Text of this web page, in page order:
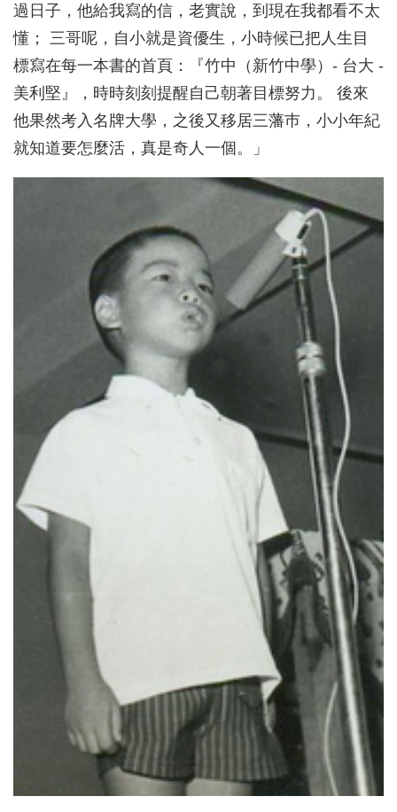
過日子，他給我寫的信，老實說，到現在我都看不太
懂； 三哥呢，自小就是資優生，小時候已把人生目
標寫在每一本書的首頁：『竹中（新竹中學）- 台大 -
美利堅』，時時刻刻提醒自己朝著目標努力。 後來
他果然考入名牌大學，之後又移居三藩巿，小小年紀
就知道要怎麼活，真是奇人一個。」